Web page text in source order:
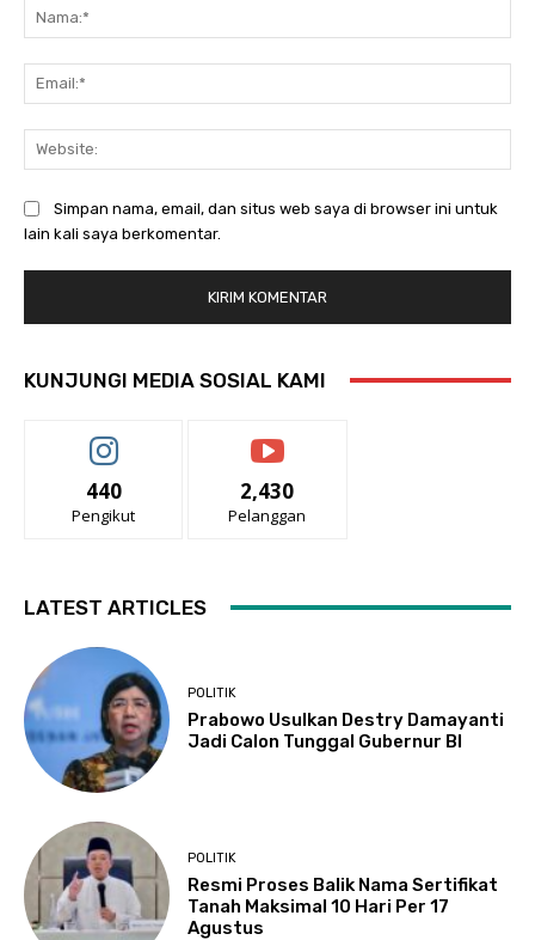
Simpan nama, email, dan situs web saya di browser ini untuk
lain kali saya berkomentar.
KUNJUNGI MEDIA SOSIAL KAMI
440
Pengikut
2,430
Pelanggan
LATEST ARTICLES
POLITIK
Prabowo Usulkan Destry Damayanti
Jadi Calon Tunggal Gubernur BI
POLITIK
Resmi Proses Balik Nama Sertifikat
Tanah Maksimal 10 Hari Per 17
Agustus